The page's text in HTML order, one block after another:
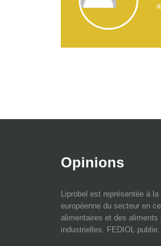
Opinions
Liprobel est représentée à
européenne du secteur en
alimentaires et des aliments
industrielles. FEDIOL publie: